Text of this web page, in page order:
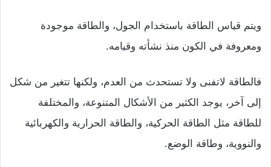
ويتم قياس الطاقة باستخدام الجول، والطاقة موجودة
ومعروفة في الكون منذ نشأته وقيامه.
فالطاقة لاتفنى ولا تستحدث من العدم، ولكنها تتغير من شكل
إلى آخر، يوجد الكثير من الأشكال المتنوعة، والمختلفة
للطاقة مثل الطاقة الحركية، والطاقة الحرارية والكهربائية
والنووية، وطاقة الوضع.